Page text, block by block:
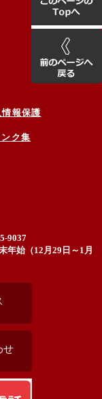
情報保護
ンク集
9037
年始（12月29日～1月
せ